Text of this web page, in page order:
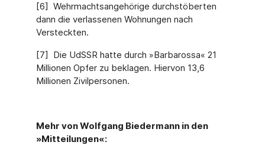
[6] Wehrmachtsangehörige durchstöberten
dann die verlassenen Wohnungen nach
Versteckten.
[7] Die UdSSR hatte durch »Barbarossa« 21
Millionen Opfer zu beklagen. Hiervon 13,6
Millionen Zivilpersonen.
Mehr von Wolfgang Biedermann in den
»Mitteilungen«: